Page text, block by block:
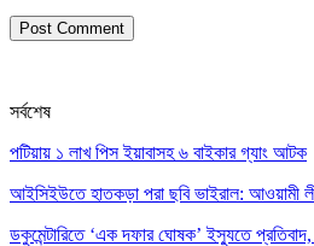
সর্বশেষ
পটিয়ায় ১ লাখ পিস ইয়াবাসহ ৬ বাইকার গ্যাং আটক
আইসিইউতে হাতকড়া পরা ছবি ভাইরাল: আওয়ামী
ডকুমেন্টারিতে ‘এক দফার ঘোষক’ ইস্যুতে